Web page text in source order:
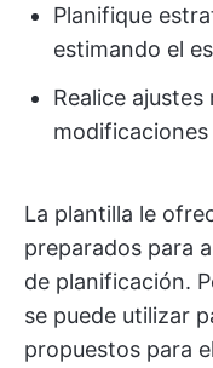
Planifique
estimando el
Realice
La plantilla le
preparados para
de planificación.
se puede utilizar
propuestos para